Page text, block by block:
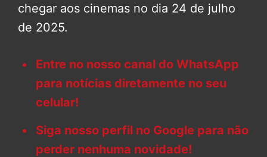
chegar aos cinemas no dia 24 de julho
de 2025.
Entre no nosso canal do WhatsApp
para notícias diretamente no seu
celular!
Siga nosso perfil no Google para não
perder nenhuma novidade!